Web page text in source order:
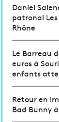
Daniel
patronal
Rhône
Le Barreau
euros à
enfants
Retour en
Bad Bunny